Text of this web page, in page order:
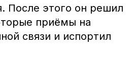
После этого он решил
приёмы на
связи и испортил